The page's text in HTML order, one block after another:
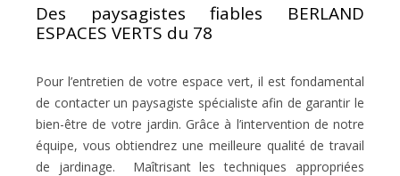
Des paysagistes fiables BERLAND
ESPACES VERTS du 78
Pour l’entretien de votre espace vert, il est fondamental
de contacter un paysagiste spécialiste afin de garantir le
bien-être de votre jardin. Grâce à l’intervention de notre
équipe, vous obtiendrez une meilleure qualité de travail
de jardinage. Maîtrisant les techniques appropriées